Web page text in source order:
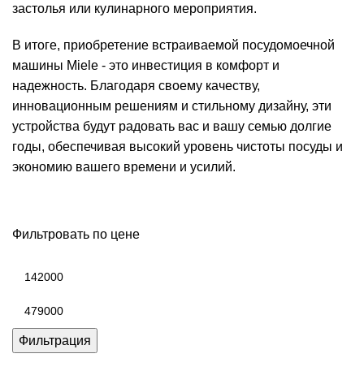
Фильтровать по цене
Фильтрация
застолья или кулинарного мероприятия.
В итоге, приобретение встраиваемой посудомоечной
машины Miele - это инвестиция в комфорт и
надежность. Благодаря своему качеству,
инновационным решениям и стильному дизайну, эти
устройства будут радовать вас и вашу семью долгие
годы, обеспечивая высокий уровень чистоты посуды и
экономию вашего времени и усилий.